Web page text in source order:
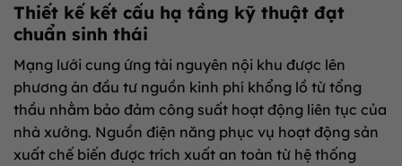
Thiết kế kết cấu hạ tầng kỹ thuật đạt
chuẩn sinh thái
Mạng lưới cung ứng tài nguyên nội khu được lên
phương án đầu tư nguồn kinh phí khổng lồ từ tổng
thầu nhằm bảo đảm công suất hoạt động liên tục của
nhà xưởng. Nguồn điện năng phục vụ hoạt động sản
xuất chế biến được trích xuất an toàn từ hệ thống